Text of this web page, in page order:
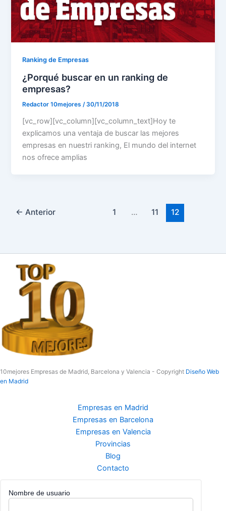
Ranking de Empresas
¿Porqué buscar en un ranking de
empresas?
Redactor 10mejores/30/11/2018
[vc_row][vc_column][vc_column_text]Hoy te
explicamos una ventaja de buscar las mejores
empresas en nuestri ranking, El mundo del internet
nos ofrece amplias
← Anterior 1 … 11 12
10mejores Empresas de Madrid, Barcelona y Valencia - Copyright Diseño Web
en Madrid
Empresas en Madrid
Empresas en Barcelona
Empresas en Valencia
Provincias
Blog
Contacto
Nombre de usuario